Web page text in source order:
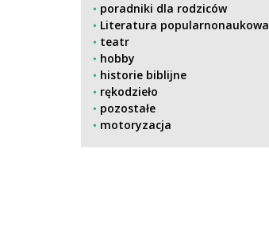
poradniki dla rodziców
Literatura popularnonaukowa
teatr
hobby
historie biblijne
rękodzieło
pozostałe
motoryzacja